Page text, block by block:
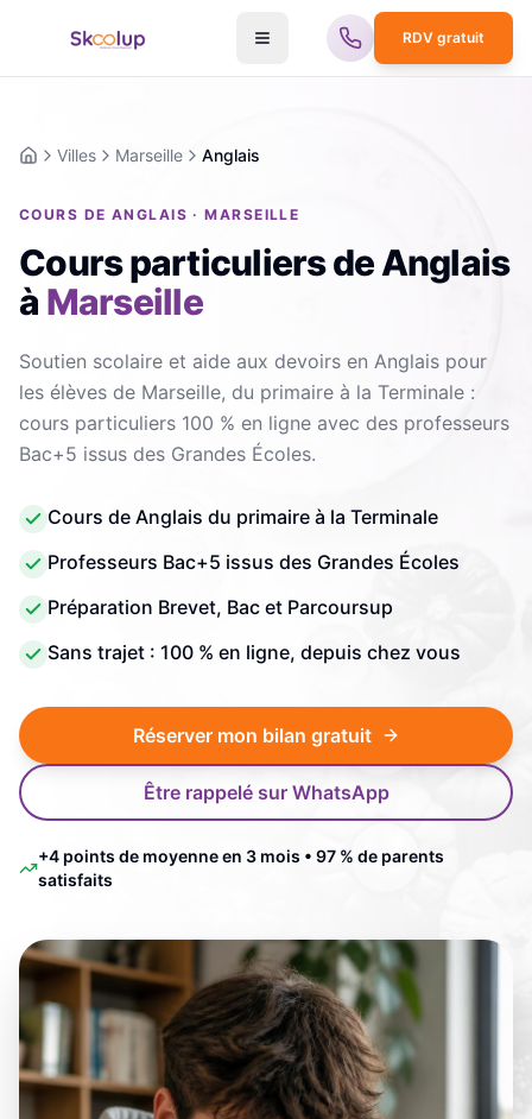
RDV gratuit
AccueilVilles Marseille Anglais
COURS DE ANGLAIS · MARSEILLE
Cours particuliers de Anglais
à Marseille
Soutien scolaire et aide aux devoirs en Anglais pour
les élèves de Marseille, du primaire à la Terminale :
cours particuliers 100 % en ligne avec des professeurs
Bac+5 issus des Grandes Écoles.
Cours de Anglais du primaire à la Terminale
Professeurs Bac+5 issus des Grandes Écoles
Préparation Brevet, Bac et Parcoursup
Sans trajet : 100 % en ligne, depuis chez vous
Réserver mon bilan gratuit
Être rappelé sur WhatsApp
+4 points de moyenne en 3 mois • 97 % de parents
satisfaits